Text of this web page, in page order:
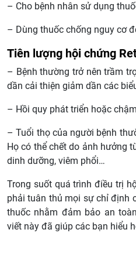
– Cho bệnh nhân sử dụng
– Dùng thuốc chống nguy cơ
Tiên lượng hội chứng
– Bệnh thường trở nên trầm
dần cải thiện giảm dần các
– Hồi quy phát triển hoặc
– Tuổi thọ của người bệnh
Họ có thể chết do ảnh hưởng
dinh dưỡng, viêm phổi…
Trong suốt quá trình điều trị
phải tuân thủ mọi sự chỉ định
thuốc nhằm đảm bảo an
viết này đã giúp các bạn hiểu